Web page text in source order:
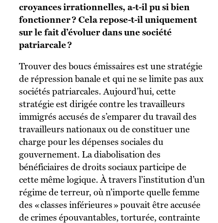
croyances irrationnelles, a-t-il pu si bien
fonctionner ? Cela repose-t-il uniquement
sur le fait d’évoluer dans une société
patriarcale ?
Trouver des boucs émissaires est une stratégie
de répression banale et qui ne se limite pas aux
sociétés patriarcales. Aujourd’hui, cette
stratégie est dirigée contre les travailleurs
immigrés accusés de s’emparer du travail des
travailleurs nationaux ou de constituer une
charge pour les dépenses sociales du
gouvernement. La diabolisation des
bénéficiaires de droits sociaux participe de
cette même logique. À travers l’institution d’un
régime de terreur, où n’importe quelle femme
des « classes inférieures » pouvait être accusée
de crimes épouvantables, torturée, contrainte